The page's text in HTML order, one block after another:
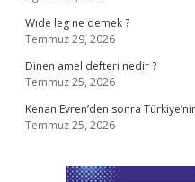
Wıde leg ne demek ?
Temmuz 29, 2026
Dinen amel defteri nedir ?
Temmuz 25, 2026
Kenan Evren’den sonra
Temmuz 25, 2026